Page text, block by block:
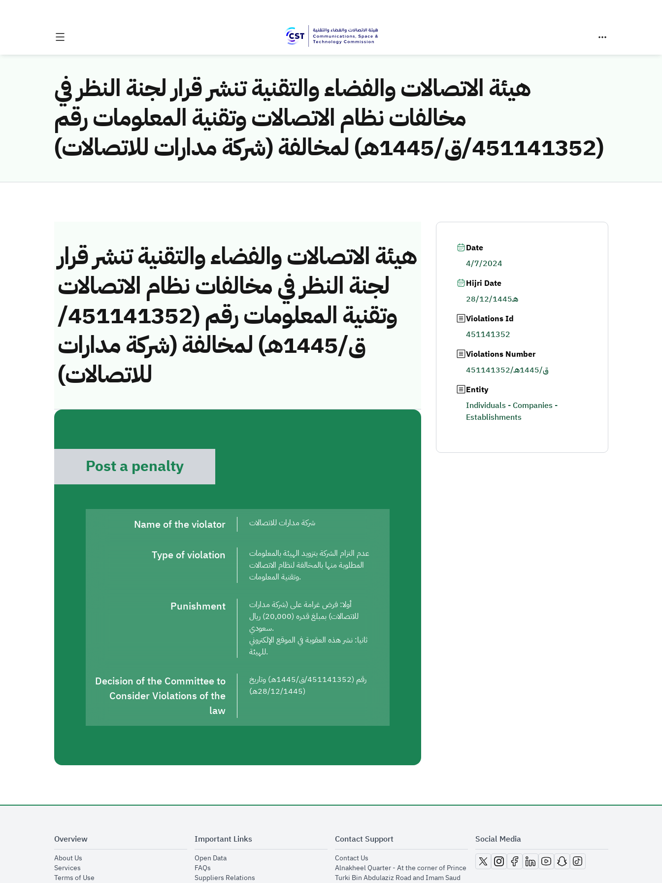
هيئة الاتصالات والفضاء والتقنية تنشر قرار لجنة النظر في
مخالفات نظام الاتصالات وتقنية المعلومات رقم
(451141352/ق/1445هـ) لمخالفة (شركة مدارات للاتصالات)
هيئة الاتصالات والفضاء والتقنية تنشر قرار
لجنة النظر في مخالفات نظام الاتصالات
وتقنية المعلومات رقم (451141352/
ق/1445هـ) لمخالفة (شركة مدارات
للاتصالات)
Post a penalty
Name of the violator شركة مدارات للاتصالات
Type of violation
عدم التزام الشركة بتزويد الهيئة بالمعلومات
المطلوبة منها بالمخالفة لنظام الاتصالات
وتقنية المعلومات.
Punishment
أولا: فرض غرامة على (شركة مدارات
للاتصالات) بمبلغ قدره (20,000) ريال
سعودي.
ثانيا: نشر هذه العقوبة في الموقع الإلكتروني
للهيئة.
Decision of the Committee to
Consider Violations of the
law
رقم (451141352/ق/1445هـ) وتاريخ
(28/12/1445هـ)
Date
4/7/2024
Hijri Date
28/12/1445هـ
Violations Id
451141352
Violations Number
451141352/ق/1445هـ
Entity
Individuals - Companies -
Establishments
Overview
About Usopens in new window
Servicesopens in new window
Terms of Useopens in new window
Important Links
Open Dataopens in new window
FAQsopens in new window
Suppliers Relationsopens in new window
Contact Support
Contact Usopens in new window
Alnakheel Quarter - At the corner of Prince
Turki Bin Abdulaziz Road and Imam Saud
Social Media
opens in new window
opens in new window
opens in new window
opens in new window
opens in new window
opens in new window
opens in new window